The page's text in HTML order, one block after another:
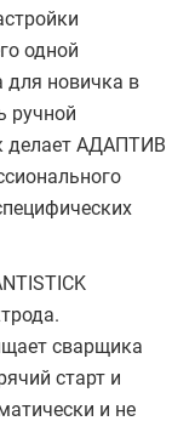
одной
для новичка в
ручной
делает АДАПТИВ
сварщика
старт и
и не